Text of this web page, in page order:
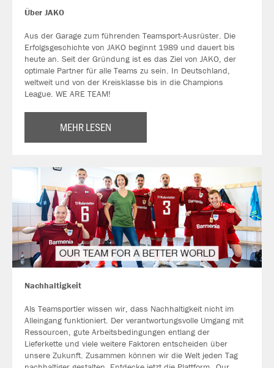
Über JAKO
Aus der Garage zum führenden Teamsport-Ausrüster. Die
Erfolgsgeschichte von JAKO beginnt 1989 und dauert bis
heute an. Seit der Gründung ist es das Ziel von JAKO, der
optimale Partner für alle Teams zu sein. In Deutschland,
weltweit und von der Kreisklasse bis in die Champions
League. WE ARE TEAM!
MEHR LESEN
Nachhaltigkeit
Als Teamsportler wissen wir, dass Nachhaltigkeit nicht im
Alleingang funktioniert. Der verantwortungsvolle Umgang mit
Ressourcen, gute Arbeitsbedingungen entlang der
Lieferkette und viele weitere Faktoren entscheiden über
unsere Zukunft. Zusammen können wir die Welt jeden Tag